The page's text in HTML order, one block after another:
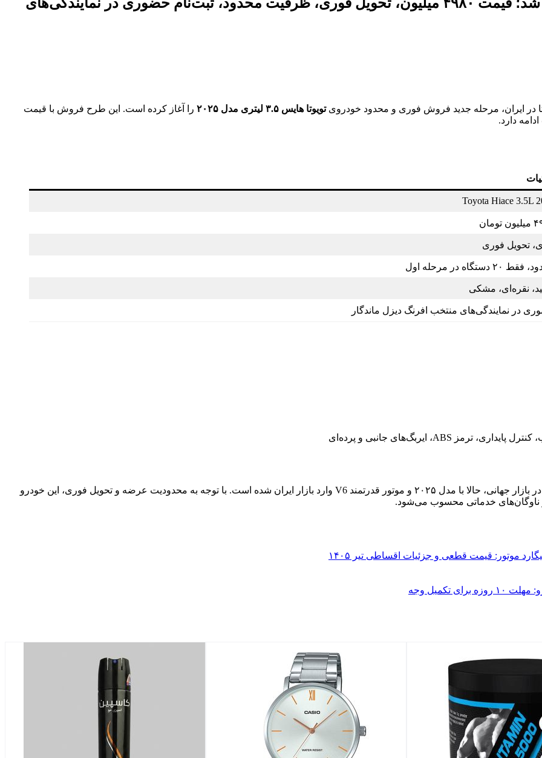
در ایران، مرحله جدید فروش فوری و محدود خودرویتویوتا هایس ۳.۵ لیتری مدل ۲۰۲۵
را آغاز کرده است. این طرح فروش با قیمت
Toyota Hiace 3.5L
تومان
تحویل فوری
۲۰ دستگاه در مرحله اول
نقره‌ای، مشکی
در نمایندگی‌های منتخب افرنگ دیزل ماندگار
تویوتا هایس به‌عنوان یکی از محبوب‌ترین ون‌های مسافربری و تجاری در بازار جهانی، حالا با مدل ۲۰۲۵ و موتور قدرتمند V6 وارد بازار ایران شده است. با توجه به محدودیت عرضه و تحویل فوری، این خودرو
خدماتی محسوب می‌شود.
تکمیل وجه